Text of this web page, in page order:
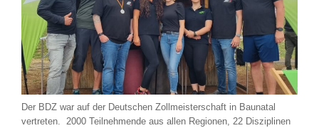
Der BDZ war auf der Deutschen Zollmeisterschaft in Baunatal
vertreten. 2000 Teilnehmende aus allen Regionen, 22 Disziplinen